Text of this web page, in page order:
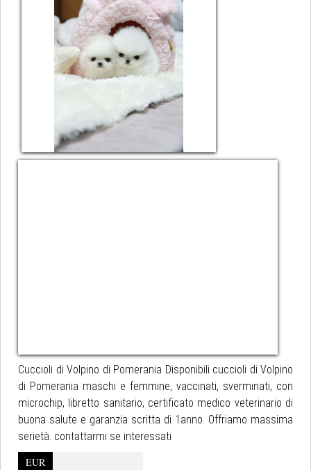
Cuccioli di Volpino di Pomerania Disponibili cuccioli di Volpino
di Pomerania maschi e femmine, vaccinati, sverminati, con
microchip, libretto sanitario, certificato medico veterinario di
buona salute e garanzia scritta di 1anno. Offriamo massima
serietà. contattarmi se interessati
EUR